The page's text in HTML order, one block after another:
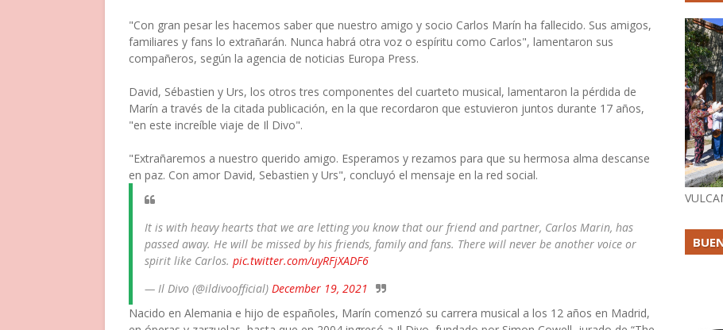
"Con gran pesar les hacemos saber que nuestro amigo y socio Carlos Marín ha fallecido. Sus amigos,
familiares y fans lo extrañarán. Nunca habrá otra voz o espíritu como Carlos", lamentaron sus
compañeros, según la agencia de noticias Europa Press.
David, Sébastien y Urs, los otros tres componentes del cuarteto musical, lamentaron la pérdida de
Marín a través de la citada publicación, en la que recordaron que estuvieron juntos durante 17 años,
"en este increíble viaje de Il Divo".
"Extrañaremos a nuestro querido amigo. Esperamos y rezamos para que su hermosa alma descanse
en paz. Con amor David, Sebastien y Urs", concluyó el mensaje en la red social.
It is with heavy hearts that we are letting you know that our friend and partner, Carlos Marin, has
passed away. He will be missed by his friends, family and fans. There wiIl never be another voice or
spirit like Carlos. pic.twitter.com/uyRFjXADF6
— Il Divo (@ildivoofficial) December 19, 2021
Nacido en Alemania e hijo de españoles, Marín comenzó su carrera musical a los 12 años en Madrid,